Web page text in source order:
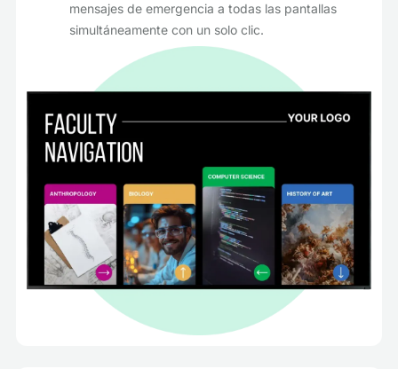
mensajes de emergencia a todas las pantallas
simultáneamente con un solo clic.